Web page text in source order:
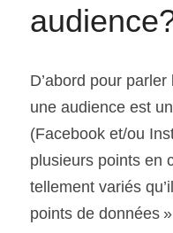
D’abord pour
une audience est
(Facebook et/ou
plusieurs points en
tellement variés
points de données